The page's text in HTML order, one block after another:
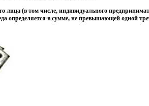
лица (в том числе, индивидуального
определяется в сумме, не превышающей одной